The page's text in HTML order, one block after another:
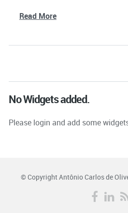
Read More
No Widgets added.
Please login and add some
© Copyright Antônio Carlos de